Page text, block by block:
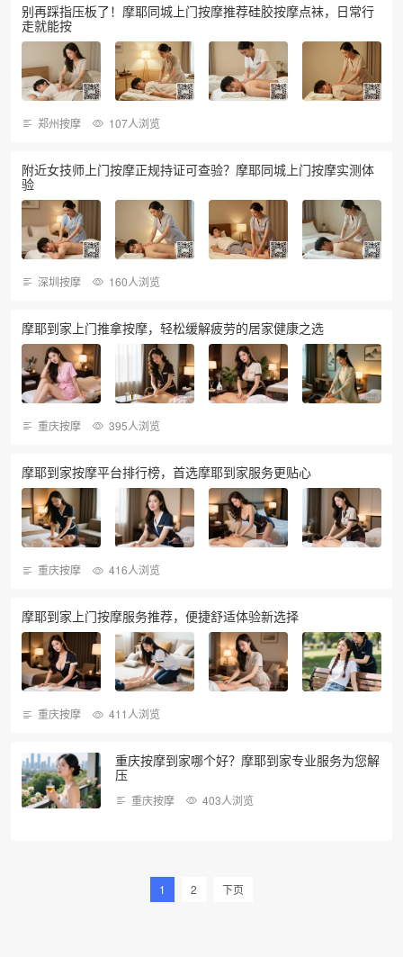
别再踩指压板了！摩耶同城上门按摩推荐硅胶按摩点袜，日常行
走就能按
郑州按摩 107人浏览
附近女技师上门按摩正规持证可查验？摩耶同城上门按摩实测体
验
深圳按摩 160人浏览
摩耶到家上门推拿按摩，轻松缓解疲劳的居家健康之选
重庆按摩 395人浏览
摩耶到家按摩平台排行榜，首选摩耶到家服务更贴心
重庆按摩 416人浏览
摩耶到家上门按摩服务推荐，便捷舒适体验新选择
重庆按摩 411人浏览
重庆按摩到家哪个好？摩耶到家专业服务为您解
压
重庆按摩 403人浏览
1 2 下页